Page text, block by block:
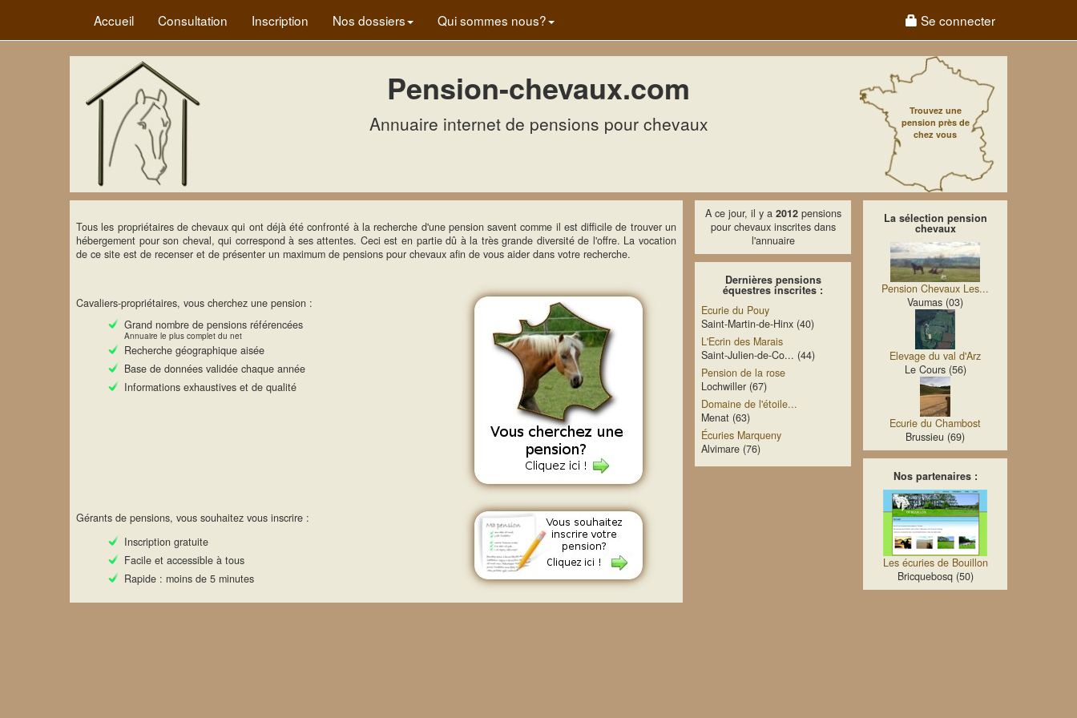
Accueil Consultation Inscription Nos dossiers Qui sommes nous? Se connecter
Pension-chevaux.com
Annuaire internet de pensions pour chevaux
Trouvez une
pension près de
chez vous
Tous les propriétaires de chevaux qui ont déjà été confronté à la recherche d'une pension savent comme il est difficile de trouver un
hébergement pour son cheval, qui correspond à ses attentes. Ceci est en partie dû à la très grande diversité de l'offre. La vocation
de ce site est de recenser et de présenter un maximum de pensions pour chevaux afin de vous aider dans votre recherche.
Cavaliers-propriétaires, vous cherchez une pension :
Grand nombre de pensions référencées
Annuaire le plus complet du net
Recherche géographique aisée
Base de données validée chaque année
Informations exhaustives et de qualité
Gérants de pensions, vous souhaitez vous inscrire :
Inscription gratuite
Facile et accessible à tous
Rapide : moins de 5 minutes
A ce jour, il y a 2012pensions
pour chevaux inscrites dans
l'annuaire
Dernières pensions
équestres inscrites :
Ecurie du Pouy
Saint-Martin-de-Hinx (40)
L'Ecrin des Marais
Saint-Julien-de-Co... (44)
Pension de la rose
Lochwiller (67)
Domaine de l'étoile...
Menat (63)
Écuries Marqueny
Alvimare (76)
La sélection pension
chevaux
Pension Chevaux Les...
Vaumas (03)
Elevage du val d'Arz
Le Cours (56)
Ecurie du Chambost
Brussieu (69)
Nos partenaires :
Les écuries de Bouillon
Bricquebosq (50)